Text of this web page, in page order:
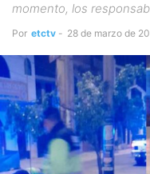
momento, los
Por etctv - 28 de marzo de